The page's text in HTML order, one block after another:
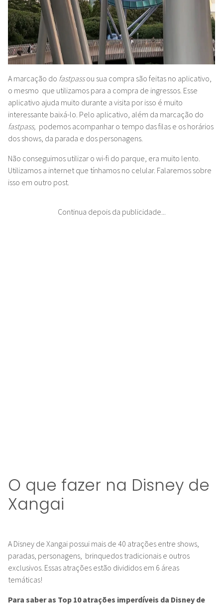
A marcação do fastpassou sua compra são feitas no aplicativo,
o mesmo que utilizamos para a compra de ingressos. Esse
aplicativo ajuda muito durante a visita por isso é muito
interessante baixá-lo. Pelo aplicativo, além da marcação do
fastpass, podemos acompanhar o tempo das filas e os horários
dos shows, da parada e dos personagens.
Não conseguimos utilizar o wi-fi do parque, era muito lento.
Utilizamos a internet que tínhamos no celular. Falaremos sobre
isso em outro post.
Continua depois da publicidade...
O que fazer na Disney de
Xangai
A Disney de Xangai possui mais de 40 atrações entre shows,
paradas, personagens, brinquedos tradicionais e outros
exclusivos. Essas atrações estão divididos em 6 áreas
temáticas!
Para saber as Top 10 atrações imperdíveis da Disney de